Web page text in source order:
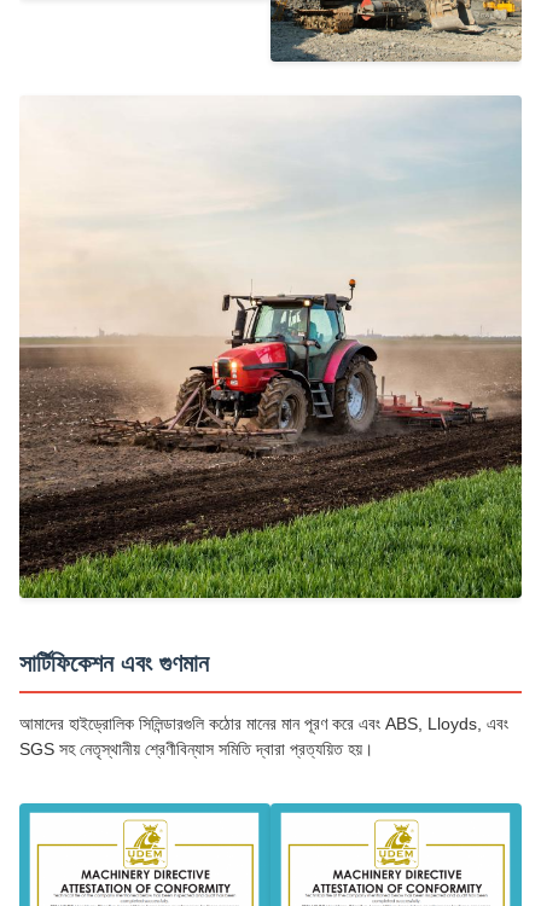
সার্টিফিকেশন এবং গুণমান
আমাদের হাইড্রোলিক সিলিন্ডারগুলি কঠোর মানের মান পূরণ করে এবং ABS, Lloyds, এবং
SGS সহ নেতৃস্থানীয় শ্রেণীবিন্যাস সমিতি দ্বারা প্রত্যয়িত হয়।